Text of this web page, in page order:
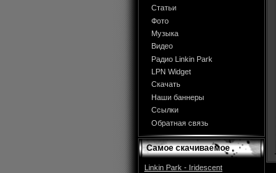
Статьи
Фото
Музыка
Видео
Радио Linkin Park
LPN Widget
Скачать
Наши баннеры
Ссылки
Обратная связь
Самое скачиваемое
Linkin Park - Iridescent